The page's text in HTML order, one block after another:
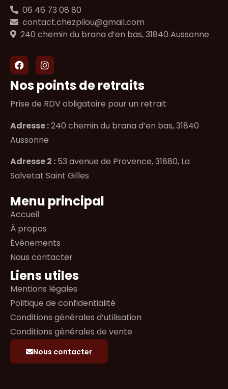
06 46 73 08 80
contact.chezpilou@gmail.com
240 chemin du brana d’en bas, 31840 Aussonne
Nos points de retraits
Prise de RDV obligatoire pour un retrait
Adresse :240 chemin du brana d’en bas, 31840
Aussonne
Adresse 2 : 53 avenue de Provence, 31880, La
Salvetat Saint Gilles
Menu principal
Accueil
À propos
Évènements
Nous contacter
Liens utiles
Mentions légales
Politique de confidentialité
Conditions générales d’utilisation
Conditions générales de vente
Nous contacter